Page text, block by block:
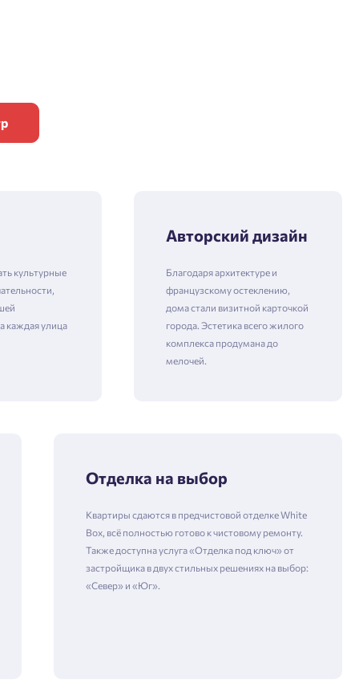
культурные
каждая улица
Авторский дизайн
Благодаря архитектуре и
французскому остеклению,
дома стали визитной карточкой
города. Эстетика всего жилого
комплекса продумана до
мелочей.
Отделка на выбор
Квартиры сдаются в предчистовой отделке White
Box, всё полностью готово к чистовому ремонту.
Также доступна услуга «Отделка под ключ» от
застройщика в двух стильных решениях на выбор:
«Север» и «Юг».